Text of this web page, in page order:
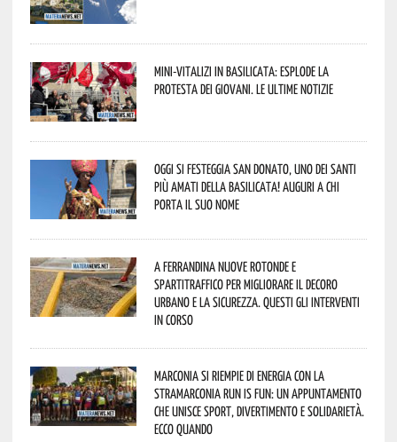
Mini-vitalizi in Basilicata: esplode la
protesta dei giovani. Le ultime notizie
Oggi si festeggia San Donato, uno dei Santi
più amati della Basilicata! Auguri a chi
porta il suo nome
A Ferrandina nuove rotonde e
spartitraffico per migliorare il decoro
urbano e la sicurezza. Questi gli interventi
in corso
Marconia si riempie di energia con la
StraMarconia Run is Fun: un appuntamento
che unisce sport, divertimento e solidarietà.
Ecco quando